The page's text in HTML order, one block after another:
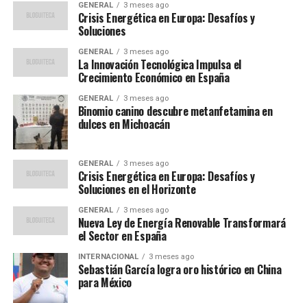
Además, la transición hacia energías renovables ha sido
más lenta de lo esperado. Aunque la Unión Europea ha
establecido ambiciosos objetivos de energía limpia, la
infraestructura actual no puede satisfacer la demanda
creciente. “La transición energética es crucial, pero
debemos equilibrarla con la seguridad del suministro,”
afirmó un portavoz de la Comisión Europea.
Opiniones de Expertos y
Soluciones Propuestas
para abordar la crisis. Una de las soluciones más
discutidas es el aumento de la inversión en energías
renovables, como la solar y la eólica. Sin embargo, estos
proyectos requieren tiempo y capital significativo para
desarrollarse.
GENERAL 3 meses ago
Crisis Energética en Europa: Desafíos y
Soluciones
GENERAL 3 meses ago
La Innovación Tecnológica Impulsa el
Crecimiento Económico en España
GENERAL 3 meses ago
Binomio canino descubre metanfetamina en
dulces en Michoacán
GENERAL 3 meses ago
Crisis Energética en Europa: Desafíos y
Soluciones en el Horizonte
GENERAL 3 meses ago
Nueva Ley de Energía Renovable Transformará
el Sector en España
INTERNACIONAL 3 meses ago
Sebastián García logra oro histórico en China
para México